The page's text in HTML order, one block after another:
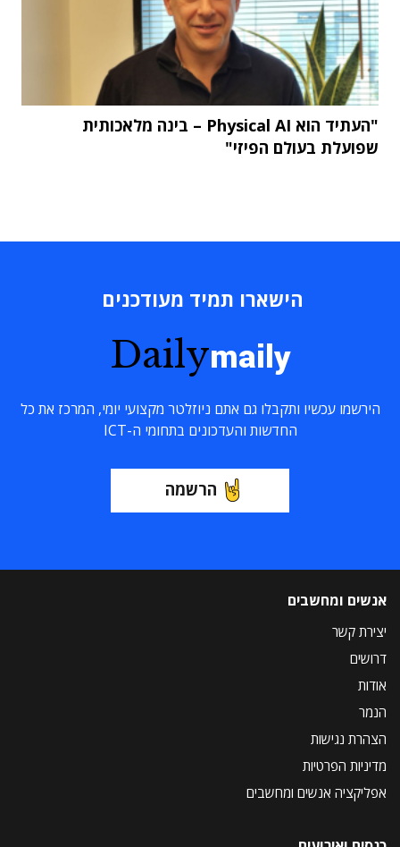
"העתיד הוא Physical AI – בינה מלאכותית
שפועלת בעולם הפיזי"
הישארו תמיד מעודכנים
Dailymaily
הירשמו עכשיו ותקבלו גם אתם ניוזלטר מקצועי יומי, המרכז את כל
החדשות והעדכונים בתחומי ה-ICT
הרשמה
אנשים ומחשבים
יצירת קשר
דרושים
אודות
הנמר
הצהרת נגישות
מדיניות הפרטיות
אפליקציה אנשים ומחשבים